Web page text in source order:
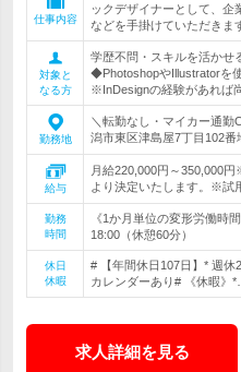
仕事内容
ックデザイナーとして、企
などを手掛けていただきま
対象と
なる方
学歴不問・スキルを活か
◆PhotoshopやIllustratorを
※InDesignの経験があれば
勤務地
＼転勤なし・マイカー通勤
潟市東区津島屋7丁目102番
給与
月給220,000円～350,000
より決定いたします。※試
勤務
時間
《1か月単位の変形労働時
18:00（休憩60分）
休日
休暇
# 【年間休日107日】* 週
カレンダーあり# 《休暇》*…
求人詳細を見る